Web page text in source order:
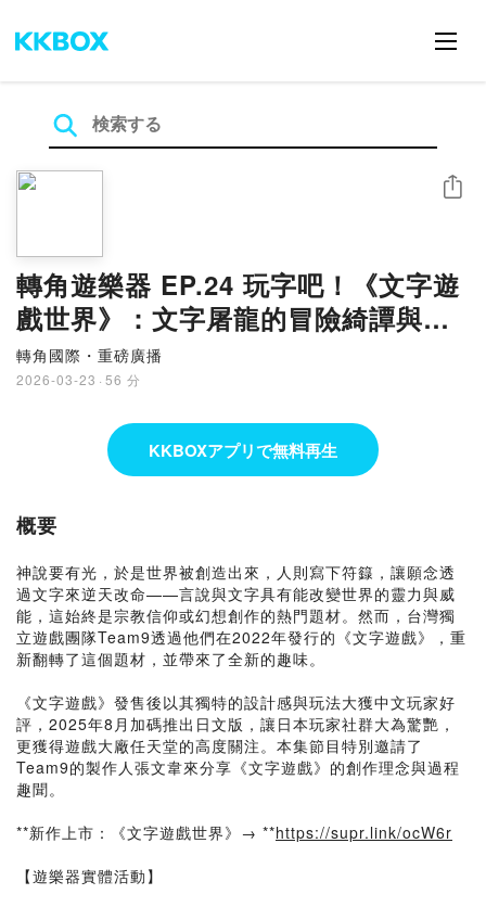
轉角遊樂器 EP.24 玩字吧！《文字遊
戲世界》：文字屠龍的冒險綺譚與創
造世界的漢字沙盒 ft. 張文韋
轉角國際・重磅廣播
2026-03-23 · 56 分
シェア
KKBOXアプリで無料再生
概要
神說要有光，於是世界被創造出來，人則寫下符籙，讓願念透
過文字來逆天改命——言說與文字具有能改變世界的靈力與威
能，這始終是宗教信仰或幻想創作的熱門題材。然而，台灣獨
立遊戲團隊Team9透過他們在2022年發行的《文字遊戲》，重
新翻轉了這個題材，並帶來了全新的趣味。
《文字遊戲》發售後以其獨特的設計感與玩法大獲中文玩家好
評，2025年8月加碼推出日文版，讓日本玩家社群大為驚艷，
更獲得遊戲大廠任天堂的高度關注。本集節目特別邀請了
Team9的製作人張文韋來分享《文字遊戲》的創作理念與過程
趣聞。
**新作上市：《文字遊戲世界》→ **https://supr.link/ocW6r
【遊樂器實體活動】